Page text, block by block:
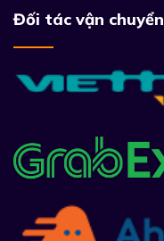
Đối tác vận chuyển